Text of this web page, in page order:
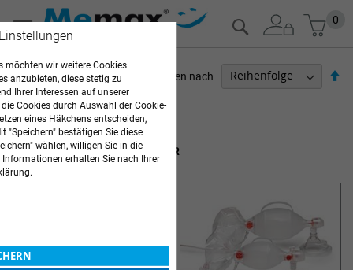
Zum
Inhalt
0
Suche
9Elemente
Sortieren nach
BEATMUNGSBEUTEL & ZUBEHÖR
ARZTBEDARF
möchten wir weitere Cookies
anzubieten, diese stetig zu
Ihrer Interessen auf unserer
Cookies durch Auswahl der Cookie-
eines Häkchens entscheiden,
"Speichern" bestätigen Sie diese
wählen, willigen Sie in die
erhalten Sie nach Ihrer